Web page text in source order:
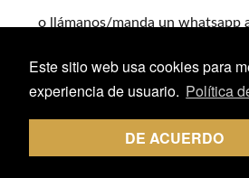
Este sitio web usa cookies para
experiencia de usuario. Política
DE ACUERDO
o llámanos/manda un whatsapp